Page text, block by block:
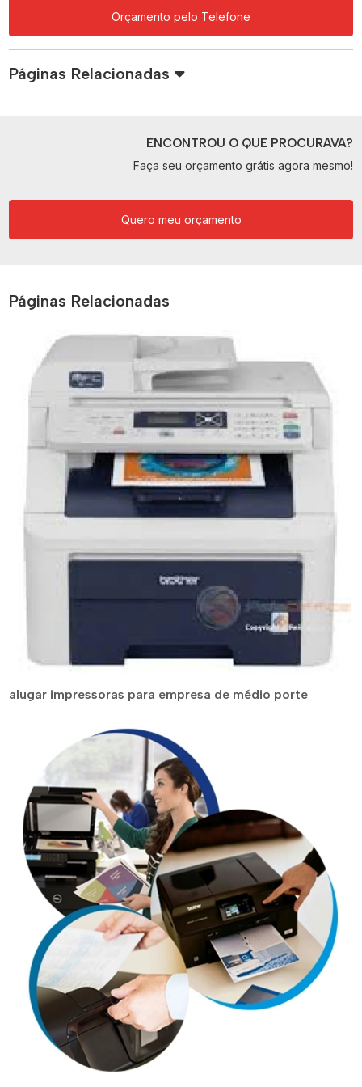
Orçamento pelo Telefone
Páginas Relacionadas
ENCONTROU O QUE PROCURAVA?
Faça seu orçamento grátis agora mesmo!
Quero meu orçamento
Páginas Relacionadas
alugar impressoras para empresa de médio porte